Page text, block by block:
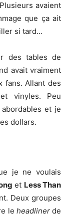
avaient
que ça ait
si tard…
des tables de
avait vraiment
fans. Allant des
vinyles. Peu
et je
dollars.
je ne voulais
et Less Than
Deux groupes
le headlinerde